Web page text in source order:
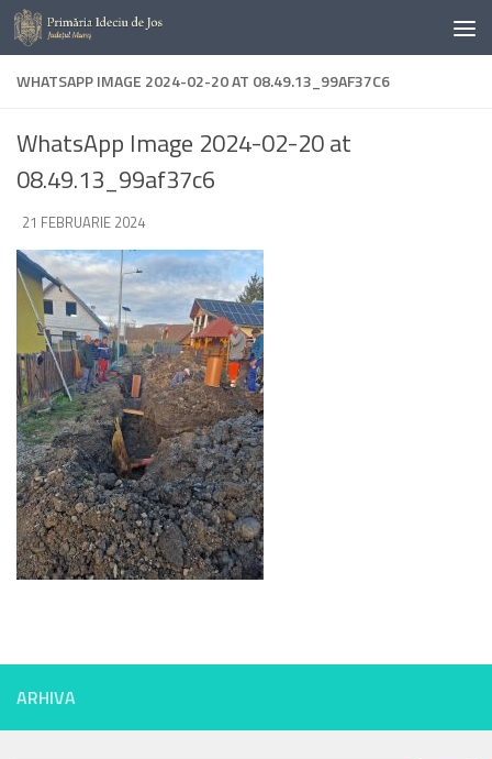
Skip to content
WHATSAPP IMAGE 2024-02-20 AT 08.49.13_99AF37C6
WhatsApp Image 2024-02-20 at
08.49.13_99af37c6
DE ·
21 FEBRUARIE 2024
ARHIVA